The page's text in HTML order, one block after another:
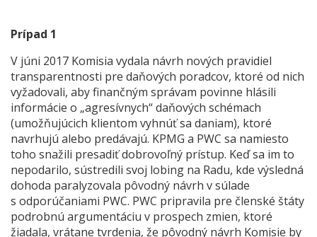
Prípad 1
V júni 2017 Komisia vydala návrh nových pravidiel
transparentnosti pre daňových poradcov, ktoré od nich
vyžadovali, aby finančným správam povinne hlásili
informácie o „agresívnych“ daňových schémach
(umožňujúcich klientom vyhnúť sa daniam), ktoré
navrhujú alebo predávajú. KPMG a PWC sa namiesto
toho snažili presadiť dobrovoľný prístup. Keď sa im to
nepodarilo, sústredili svoj lobing na Radu, kde výsledná
dohoda paralyzovala pôvodný návrh v súlade
s odporúčaniami PWC. PWC pripravila pre členské štáty
podrobnú argumentáciu v prospech zmien, ktoré
žiadala, vrátane tvrdenia, že pôvodný návrh Komisie by